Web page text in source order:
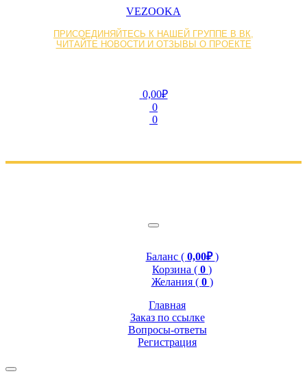
VEZOOKA
ПРИСОЕДИНЯЙТЕСЬ К НАШЕЙ ГРУППЕ В ВК,
ЧИТАЙТЕ НОВОСТИ И ОТЗЫВЫ О ПРОЕКТЕ
0,00₽
0
0
Баланс ( 0,00₽)
Корзина ( 0 )
Желания ( 0 )
Главная
Заказ по ссылке
Вопросы-ответы
Регистрация